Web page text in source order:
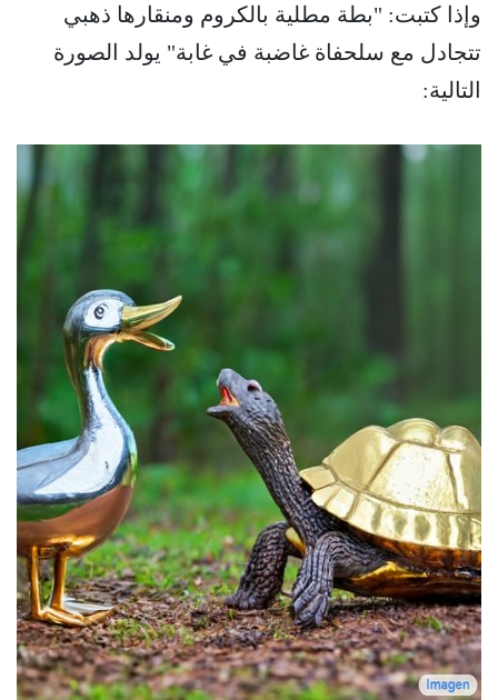
وإذا كتبت: "بطة مطلية بالكروم ومنقارها ذهبي
تتجادل مع سلحفاة غاضبة في غابة" يولد الصورة
التالية: